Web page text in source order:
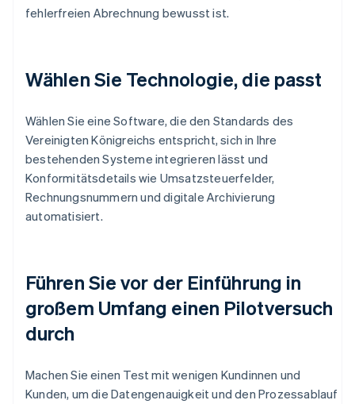
fehlerfreien Abrechnung bewusst ist.
Wählen Sie Technologie, die passt
Wählen Sie eine Software, die den Standards des
Vereinigten Königreichs entspricht, sich in Ihre
bestehenden Systeme integrieren lässt und
Konformitätsdetails wie Umsatzsteuerfelder,
Rechnungsnummern und digitale Archivierung
automatisiert.
Führen Sie vor der Einführung in
großem Umfang einen Pilotversuch
durch
Machen Sie einen Test mit wenigen Kundinnen und
Kunden, um die Datengenauigkeit und den Prozessablauf